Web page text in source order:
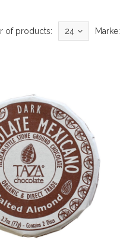
of products: 24
Marke: